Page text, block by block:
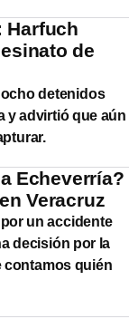
Harfuch
de
detenidos
y advirtió que aún
Echeverría?
Veracruz
un accidente
decisión por la
contamos quién